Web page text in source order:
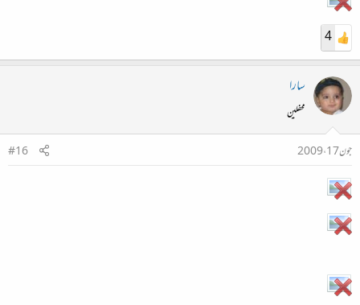
4
سارا
محفلین
جون 17، 2009
#16